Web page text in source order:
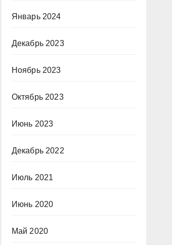
Январь 2024
Декабрь 2023
Ноябрь 2023
Октябрь 2023
Июнь 2023
Декабрь 2022
Июль 2021
Июнь 2020
Май 2020